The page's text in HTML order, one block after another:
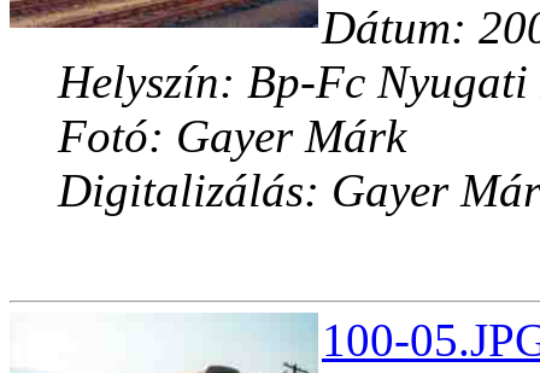
Dátum:
Helyszín: Bp-Fc Nyugati
Fotó: Gayer Márk
Digitalizálás: Gayer
100-